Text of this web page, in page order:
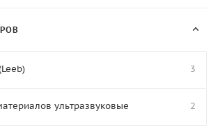
3
ультразвуковые 2